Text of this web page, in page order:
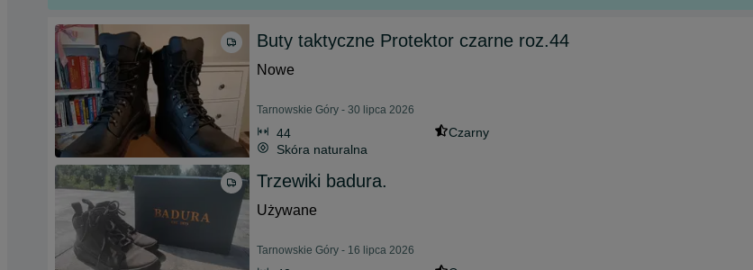
Buty taktyczne Protektor czarne roz.44
Nowe
Tarnowskie Góry - 30 lipca 2026
44
Czarny
Skóra naturalna
Trzewiki badura.
Używane
Tarnowskie Góry - 16 lipca 2026